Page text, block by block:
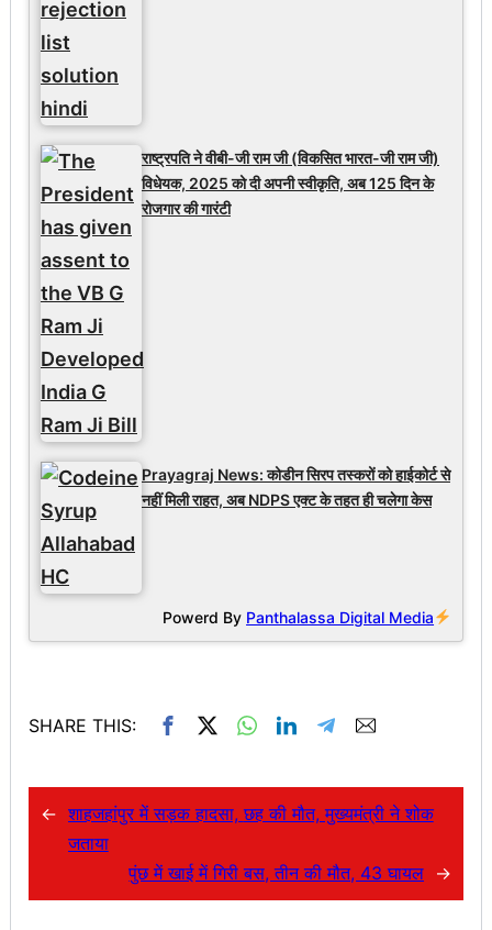
राष्ट्रपति ने वीबी-जी राम जी (विकसित भारत-जी राम जी)
विधेयक, 2025 को दी अपनी स्वीकृति, अब 125 दिन के
रोजगार की गारंटी
Prayagraj News: कोडीन सिरप तस्करों को हाईकोर्ट से
नहीं मिली राहत, अब NDPS एक्ट के तहत ही चलेगा केस
Powerd By Panthalassa Digital Media
SHARE THIS:
← शाहजहांपुर में सड़क हादसा, छह की मौत, मुख्यमंत्री ने शोक
जताया
पुंछ में खाई में गिरी बस, तीन की मौत, 43 घायल →